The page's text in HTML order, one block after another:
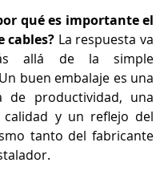
qué es importante el
cables? La respuesta va
allá de la simple
buen embalaje es una
de productividad, una
calidad y un reflejo del
tanto del fabricante